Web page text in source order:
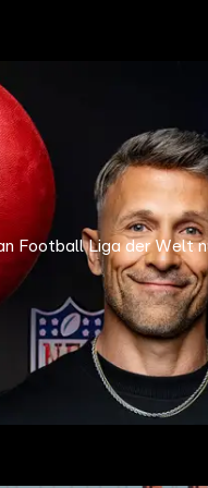
Football Liga der Welt